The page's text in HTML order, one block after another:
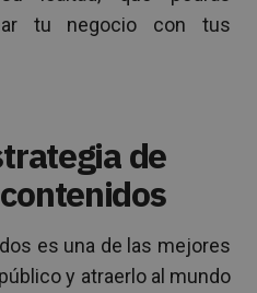
tu negocio con tus
de
es una de las mejores
y atraerlo al mundo